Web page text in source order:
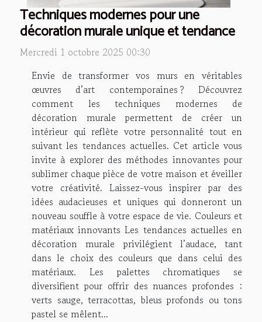
Techniques modernes pour une
décoration murale unique et tendance
Mercredi 1 octobre 2025 00:30
Envie de transformer vos murs en véritables
œuvres d’art contemporaines ? Découvrez
comment les techniques modernes de
décoration murale permettent de créer un
intérieur qui reflète votre personnalité tout en
suivant les tendances actuelles. Cet article vous
invite à explorer des méthodes innovantes pour
sublimer chaque pièce de votre maison et éveiller
votre créativité. Laissez-vous inspirer par des
idées audacieuses et uniques qui donneront un
nouveau souffle à votre espace de vie. Couleurs et
matériaux innovants Les tendances actuelles en
décoration murale privilégient l’audace, tant
dans le choix des couleurs que dans celui des
matériaux. Les palettes chromatiques se
diversifient pour offrir des nuances profondes :
verts sauge, terracottas, bleus profonds ou tons
pastel se mêlent...